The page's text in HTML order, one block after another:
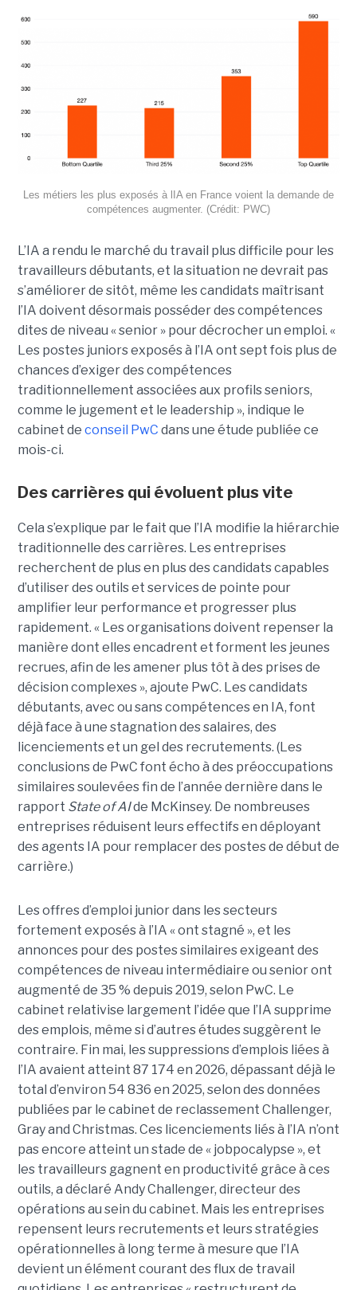
Les métiers les plus exposés à lIA en France voient la demande de
compétences augmenter. (Crédit: PWC)
L’IA a rendu le marché du travail plus difficile pour les
travailleurs débutants, et la situation ne devrait pas
s’améliorer de sitôt, même les candidats maîtrisant
l’IA doivent désormais posséder des compétences
dites de niveau « senior » pour décrocher un emploi. «
Les postes juniors exposés à l’IA ont sept fois plus de
chances d’exiger des compétences
traditionnellement associées aux profils seniors,
comme le jugement et le leadership », indique le
cabinet de conseil PwC dans une étude publiée ce
mois-ci.
Des carrières qui évoluent plus vite
Cela s’explique par le fait que l’IA modifie la hiérarchie
traditionnelle des carrières. Les entreprises
recherchent de plus en plus des candidats capables
d’utiliser des outils et services de pointe pour
amplifier leur performance et progresser plus
rapidement. « Les organisations doivent repenser la
manière dont elles encadrent et forment les jeunes
recrues, afin de les amener plus tôt à des prises de
décision complexes », ajoute PwC. Les candidats
débutants, avec ou sans compétences en IA, font
déjà face à une stagnation des salaires, des
licenciements et un gel des recrutements. (Les
conclusions de PwC font écho à des préoccupations
similaires soulevées fin de l’année dernière dans le
rapport State of AIde McKinsey. De nombreuses
entreprises réduisent leurs effectifs en déployant
des agents IA pour remplacer des postes de début de
carrière.)
Les offres d’emploi junior dans les secteurs
fortement exposés à l’IA « ont stagné », et les
annonces pour des postes similaires exigeant des
compétences de niveau intermédiaire ou senior ont
augmenté de 35 % depuis 2019, selon PwC. Le
cabinet relativise largement l’idée que l’IA supprime
des emplois, même si d’autres études suggèrent le
contraire. Fin mai, les suppressions d’emplois liées à
l’IA avaient atteint 87 174 en 2026, dépassant déjà le
total d’environ 54 836 en 2025, selon des données
publiées par le cabinet de reclassement Challenger,
Gray and Christmas. Ces licenciements liés à l’IA n’ont
pas encore atteint un stade de « jobpocalypse », et
les travailleurs gagnent en productivité grâce à ces
outils, a déclaré Andy Challenger, directeur des
opérations au sein du cabinet. Mais les entreprises
repensent leurs recrutements et leurs stratégies
opérationnelles à long terme à mesure que l’IA
devient un élément courant des flux de travail